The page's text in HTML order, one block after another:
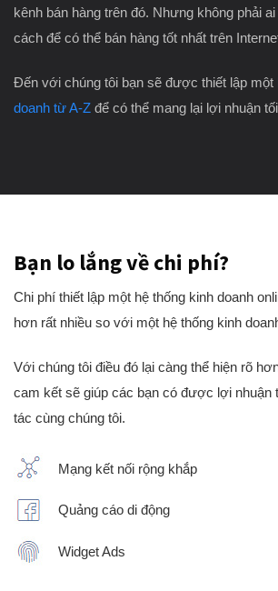
kênh bán hàng trên đó. Nhưng không phải
cách để có thể bán hàng tốt nhất trên
Đến với chúng tôi bạn sẽ được thiết lập một
doanh từ A-Z để có thể mang lại lợi nhuận
Bạn lo lắng về chi phí?
Chi phí thiết lập một hệ thống kinh doanh
hơn rất nhiều so với một hệ thống kinh
Với chúng tôi điều đó lại càng thể hiện rõ
cam kết sẽ giúp các bạn có được lợi nhuận
tác cùng chúng tôi.
Mạng kết nối rộng khắp
Quảng cáo di động
Widget Ads